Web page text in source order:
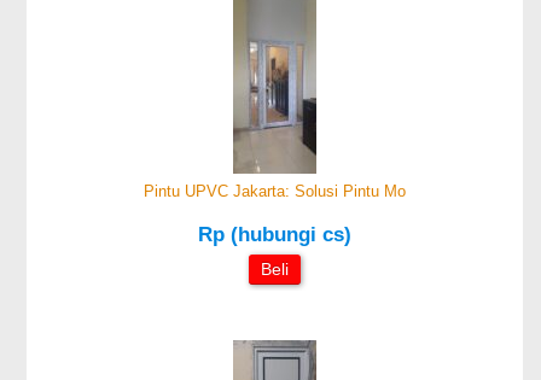
Pintu UPVC Jakarta: Solusi Pintu Mo
Rp (hubungi cs)
Beli